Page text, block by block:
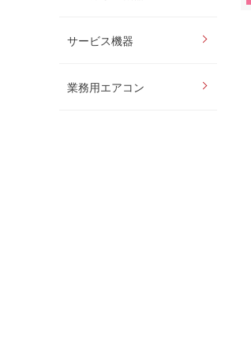
サービス機器
業務用エアコン